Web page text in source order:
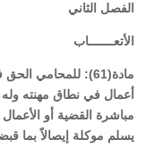
الفصل الثاني
الأتعـــــــاب
مادة(61): للمحامي
أعمال في نطاق مهنته
مباشرة القضية أو
يسلم موكلة إيصالاً بما